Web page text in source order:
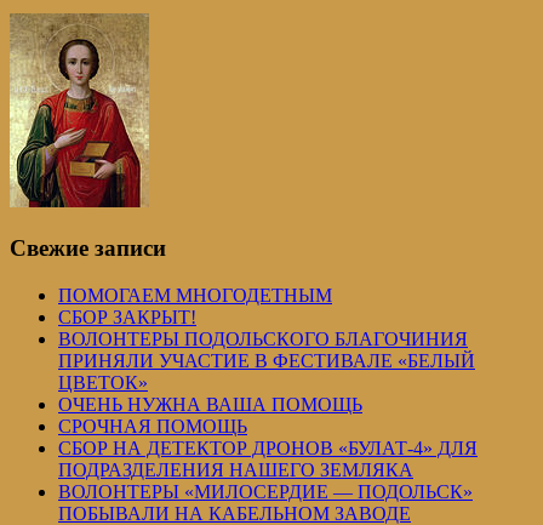
Свежие записи
ПОМОГАЕМ МНОГОДЕТНЫМ
СБОР ЗАКРЫТ!
ВОЛОНТЕРЫ ПОДОЛЬСКОГО БЛАГОЧИНИЯ
ПРИНЯЛИ УЧАСТИЕ В ФЕСТИВАЛЕ «БЕЛЫЙ
ЦВЕТОК»
ОЧЕНЬ НУЖНА ВАША ПОМОЩЬ
СРОЧНАЯ ПОМОЩЬ
СБОР НА ДЕТЕКТОР ДРОНОВ «БУЛАТ-4» ДЛЯ
ПОДРАЗДЕЛЕНИЯ НАШЕГО ЗЕМЛЯКА
ВОЛОНТЕРЫ «МИЛОСЕРДИЕ — ПОДОЛЬСК»
ПОБЫВАЛИ НА КАБЕЛЬНОМ ЗАВОДЕ